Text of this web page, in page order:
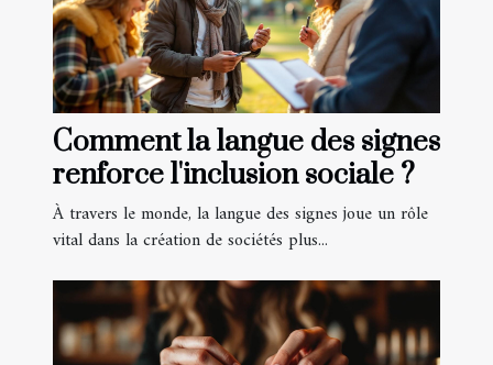
Comment la langue des signes
renforce l'inclusion sociale ?
À travers le monde, la langue des signes joue un rôle
vital dans la création de sociétés plus...